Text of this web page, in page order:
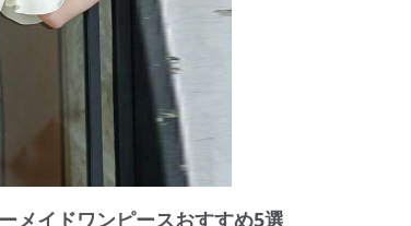
メイドワンピースおすすめ5選